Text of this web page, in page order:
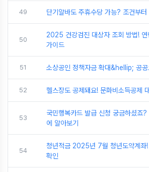
49 단기알바도 주휴수당 가능? 조건부
50
2025 건강검진 대상자 조회 방법! 연
가이드
51 소상공인 정책자금 확대&hellip; 공공
52 헬스장도 공제돼요! 문화비소득공제
53
국민행복카드 발급 신청 궁금하셨죠
에 알아보기
54
청년적금 2025년 7월 청년도약계좌!
확인